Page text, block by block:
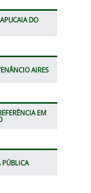
DO
AIRES
EM